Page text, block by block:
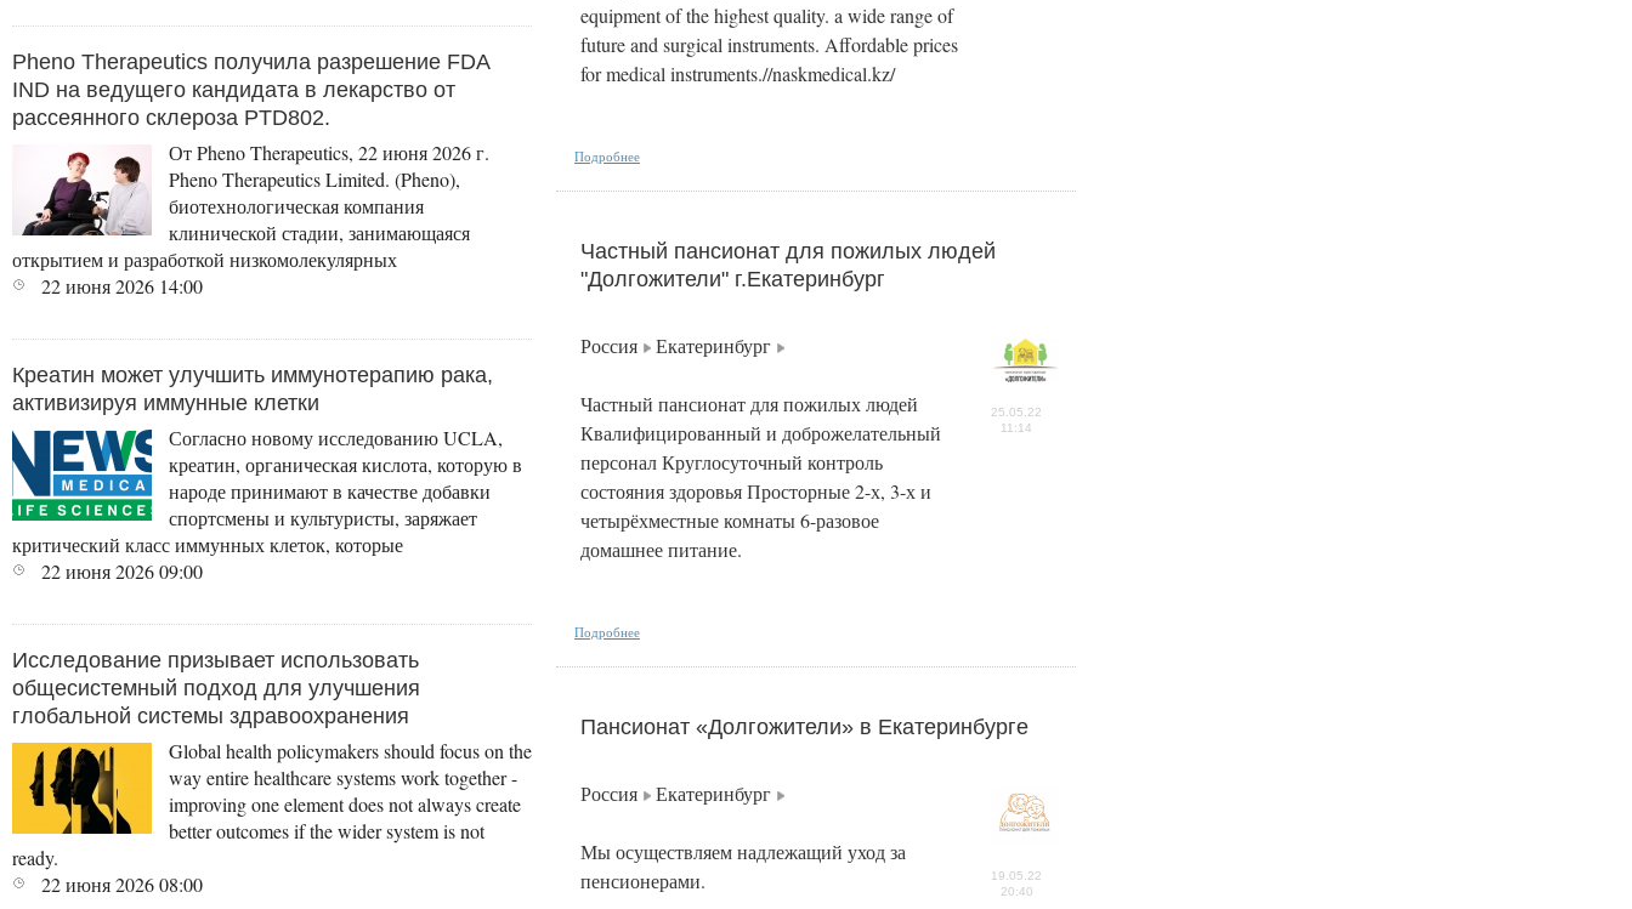
Pheno Therapeutics получила разрешение FDA
IND на ведущего кандидата в лекарство от
рассеянного склероза PTD802.
От Pheno Therapeutics, 22 июня 2026 г.
Pheno Therapeutics Limited. (Pheno),
биотехнологическая компания
клинической стадии, занимающаяся
открытием и разработкой низкомолекулярных
22 июня 2026 14:00
Креатин может улучшить иммунотерапию рака,
активизируя иммунные клетки
Согласно новому исследованию UCLA,
креатин, органическая кислота, которую в
народе принимают в качестве добавки
спортсмены и культуристы, заряжает
критический класс иммунных клеток, которые
22 июня 202609:00
Исследование призывает использовать
общесистемный подход для улучшения
глобальной системы здравоохранения
Global health policymakers should focus on the
way entire healthcare systems work together -
improving one element does not always create
better outcomes if the wider system is not
ready.
22 июня 202608:00
equipment of the highest quality. a wide range of
future and surgical instruments. Affordable prices
for medical instruments.//naskmedical.kz/
Подробнее
Частный пансионат для пожилых людей
"Долгожители" г.Екатеринбург
Россия Екатеринбург
Частный пансионат для пожилых людей
Квалифицированный и доброжелательный
персонал Круглосуточный контроль
состояния здоровья Просторные 2-х, 3-х и
четырёхместные комнаты 6-разовое
домашнее питание.
25.05.22
11:14
Подробнее
Пансионат «Долгожители» в Екатеринбурге
Россия Екатеринбург
Мы осуществляем надлежащий уход за
пенсионерами.
19.05.22
20:40